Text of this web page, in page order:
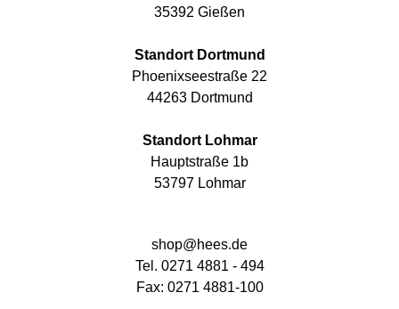
35392 Gießen
Standort Dortmund
Phoenixseestraße 22
44263 Dortmund
Standort Lohmar
Hauptstraße 1b
53797 Lohmar
shop@hees.de
Tel. 0271 4881 - 494
Fax: 0271 4881-100